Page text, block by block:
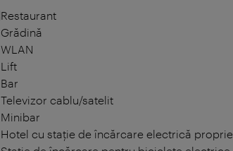
Restaurant
Grădină
WLAN
Lift
Bar
Televizor cablu/satelit
Minibar
Hotel cu stație de încărcare electrică proprie